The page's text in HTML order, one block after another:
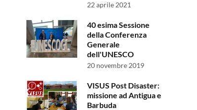
22 aprile 2021
40 esima Sessione
della Conferenza
Generale
dell'UNESCO
20 novembre 2019
VISUS Post Disaster:
missione ad Antigua e
Barbuda